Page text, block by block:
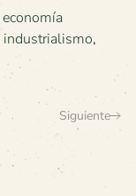
economía
industrialismo,
Siguiente